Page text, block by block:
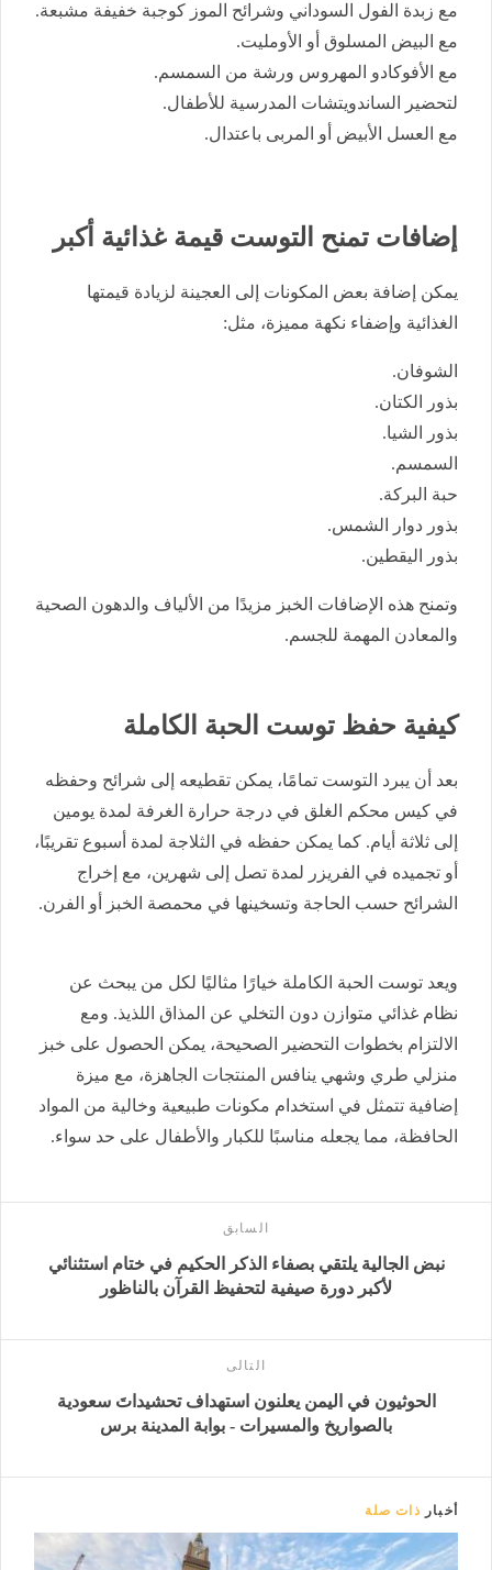
مع زبدة الفول السوداني وشرائح الموز كوجبة خفيفة مشبعة.
مع البيض المسلوق أو الأومليت.
مع الأفوكادو المهروس ورشة من السمسم.
لتحضير الساندويتشات المدرسية للأطفال.
مع العسل الأبيض أو المربى باعتدال.
إضافات تمنح التوست قيمة غذائية أكبر
يمكن إضافة بعض المكونات إلى العجينة لزيادة قيمتها
الغذائية وإضفاء نكهة مميزة، مثل:
الشوفان.
بذور الكتان.
بذور الشيا.
السمسم.
حبة البركة.
بذور دوار الشمس.
بذور اليقطين.
وتمنح هذه الإضافات الخبز مزيدًا من الألياف والدهون الصحية
والمعادن المهمة للجسم.
كيفية حفظ توست الحبة الكاملة
بعد أن يبرد التوست تمامًا، يمكن تقطيعه إلى شرائح وحفظه
في كيس محكم الغلق في درجة حرارة الغرفة لمدة يومين
إلى ثلاثة أيام. كما يمكن حفظه في الثلاجة لمدة أسبوع تقريبًا،
أو تجميده في الفريزر لمدة تصل إلى شهرين، مع إخراج
الشرائح حسب الحاجة وتسخينها في محمصة الخبز أو الفرن.
ويعد توست الحبة الكاملة خيارًا مثاليًا لكل من يبحث عن
نظام غذائي متوازن دون التخلي عن المذاق اللذيذ. ومع
الالتزام بخطوات التحضير الصحيحة، يمكن الحصول على خبز
منزلي طري وشهي ينافس المنتجات الجاهزة، مع ميزة
إضافية تتمثل في استخدام مكونات طبيعية وخالية من المواد
الحافظة، مما يجعله مناسبًا للكبار والأطفال على حد سواء.
السابق
نبض الجالية يلتقي بصفاء الذكر الحكيم في ختام استثنائي
لأكبر دورة صيفية لتحفيظ القرآن بالناظور
التالى
الحوثيون في اليمن يعلنون استهداف تحشيداتَ سعودية
بالصواريخ والمسيرات - بوابة المدينة برس
أخبار ذات صلة